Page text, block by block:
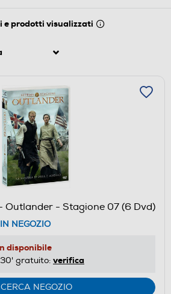
e prodotti visualizzati
Outlander - Stagione 07 (6 Dvd)
NEGOZIO
disponibile
gratuito: verifica
CERCA NEGOZIO